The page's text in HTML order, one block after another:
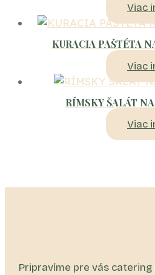
Viac
KURACIA PAŠTÉTA
Viac
RÍMSKY ŠALÁT
Viac
Pripravíme pre vás catering